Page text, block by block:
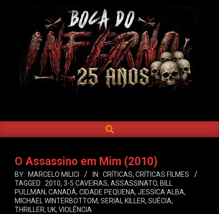
DO
INFERNO
Navigation
SEARCH
O Assassino em Mim (2010)
BY: MARCELO MILICI IN: CRÍTICAS, CRÍTICAS FILMES
TAGGED: 2010, 3-5 CAVEIRAS, ASSASSINATO, BILL
PULLMAN, CANADÁ, CIDADE PEQUENA, JESSICA ALBA,
MICHAEL WINTERBOTTOM, SERIAL KILLER, SUÉCIA,
THRILLER, UK, VIOLÊNCIA